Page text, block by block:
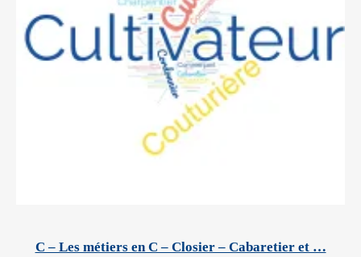
C – Les métiers en C – Closier – Cabaretier et …